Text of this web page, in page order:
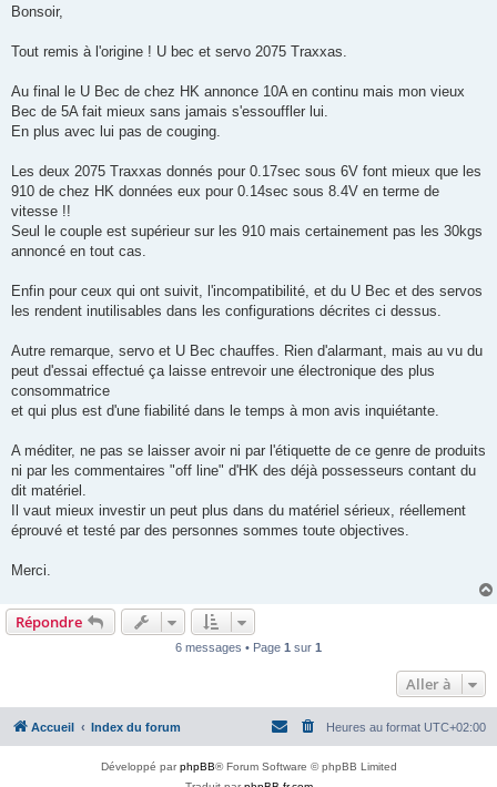
s
g
Bonsoir,
Tout remis à l'origine ! U bec et servo 2075 Traxxas.
Au final le U Bec de chez HK annonce 10A en continu mais mon vieux
Bec de 5A fait mieux sans jamais s'essouffler lui.
En plus avec lui pas de couging.
Les deux 2075 Traxxas donnés pour 0.17sec sous 6V font mieux que les
910 de chez HK données eux pour 0.14sec sous 8.4V en terme de
vitesse !!
Seul le couple est supérieur sur les 910 mais certainement pas les 30kgs
annoncé en tout cas.
Enfin pour ceux qui ont suivit, l'incompatibilité, et du U Bec et des servos
les rendent inutilisables dans les configurations décrites ci dessus.
Autre remarque, servo et U Bec chauffes. Rien d'alarmant, mais au vu du
peut d'essai effectué ça laisse entrevoir une électronique des plus
consommatrice
et qui plus est d'une fiabilité dans le temps à mon avis inquiétante.
A méditer, ne pas se laisser avoir ni par l'étiquette de ce genre de produits
ni par les commentaires "off line" d'HK des déjà possesseurs contant du
dit matériel.
Il vaut mieux investir un peut plus dans du matériel sérieux, réellement
éprouvé et testé par des personnes sommes toute objectives.
Merci.
Répondre
6 messages • Page 1 sur 1
Aller à
Accueil Index du forum Heures au format UTC+02:00
Développé parphpBB® Forum Software © phpBB Limited